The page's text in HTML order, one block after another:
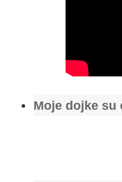
Moje dojke su